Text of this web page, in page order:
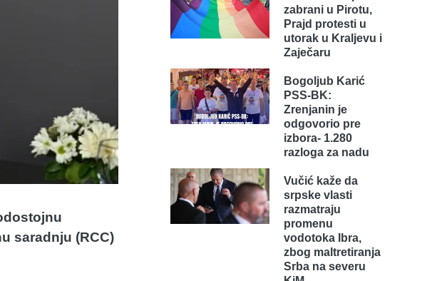
saradnju (RCC)
zabrani u Pirotu,
Prajd protesti u
utorak u Kraljevu i
Zaječaru
Bogoljub Karić
PSS-BK:
Zrenjanin je
odgovorio pre
izbora- 1.280
razloga za nadu
Vučić kaže da
srpske vlasti
razmatraju
promenu
vodotoka Ibra,
zbog maltretiranja
Srba na severu